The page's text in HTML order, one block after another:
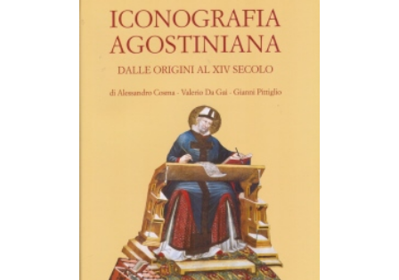
AGGIUNGI AL CARRELLO